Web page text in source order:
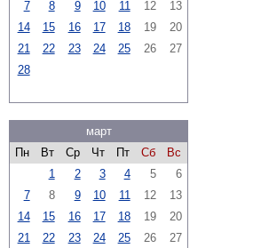
7 8 9 10 11 12
13
14
15 16 17 18 19
20
21
22 23 24 25 26
27
28
март
Пн
Вт Ср Чт Пт Сб
Вс
1
2 3 4 5
6
7
8 9 10 11 12
13
14
15 16 17 18 19
20
21
22 23 24 25 26
27